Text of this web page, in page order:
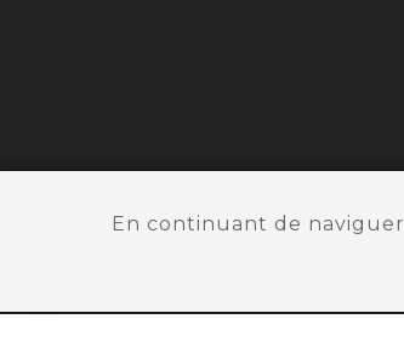
En continuant de